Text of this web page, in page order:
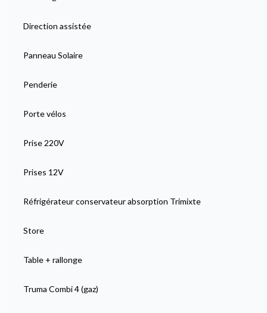
Direction assistée
Panneau Solaire
Penderie
Porte vélos
Prise 220V
Prises 12V
Réfrigérateur conservateur absorption Trimixte
Store
Table + rallonge
Truma Combi 4 (gaz)